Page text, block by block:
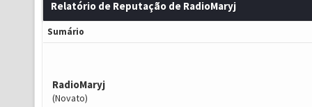
Relatório de Reputação de RadioMaryj
Sumário
RadioMaryj
(Novato)